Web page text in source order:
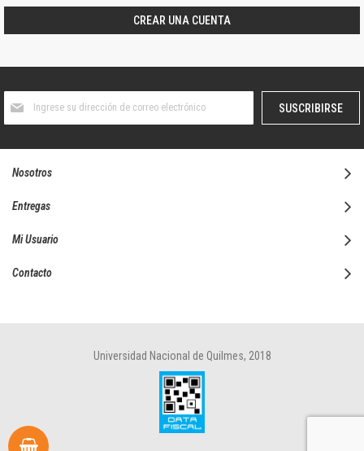
CREAR UNA CUENTA
boletín
SUSCRIBIRSE
Nosotros
Entregas
Mi Usuario
Contacto
Universidad Nacional de Quilmes, 2018